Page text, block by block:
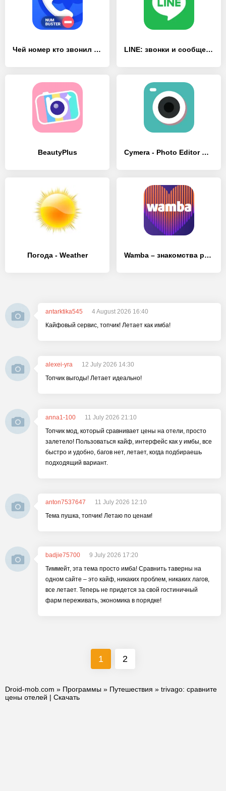
Чей номер кто звонил NumBuster LINE: звонки и сообщения
BeautyPlus Cymera - Photo Editor Collage
Погода - Weather Wamba – знакомства рядом и чат
antarktika545
4 August 2026 16:40
Кайфовый сервис, топчик! Летает как имба!
alexei-yra
12 July 2026 14:30
Топчик выгоды! Летает идеально!
anna1-100
11 July 2026 21:10
Топчик мод, который сравнивает цены на отели, просто
залетело! Пользоваться кайф, интерфейс как у имбы, все
быстро и удобно, багов нет, летает, когда подбираешь
подходящий вариант.
anton7537647
11 July 2026 12:10
Тема пушка, топчик! Летаю по ценам!
badjie75700
9 July 2026 17:20
Тиммейт, эта тема просто имба! Сравнить таверны на
одном сайте – это кайф, никаких проблем, никаких лагов,
все летает. Теперь не придется за свой гостиничный
фарм переживать, экономика в порядке!
1 2
Droid-mob.com » Программы » Путешествия » trivago: сравните
цены отелей | Скачать